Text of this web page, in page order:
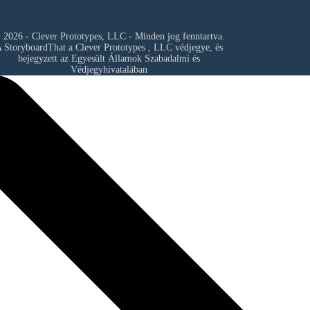
- Clever Prototypes, LLC - Minden jog fenntartva.
StoryboardThat a Clever Prototypes , LLC védjegye, és
bejegyzett az Egyesült Államok Szabadalmi és
Védjegyhivatalában